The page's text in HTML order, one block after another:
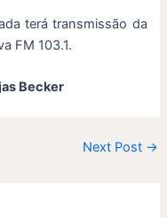
terá transmissão da
FM 103.1.
Becker
Next Post →